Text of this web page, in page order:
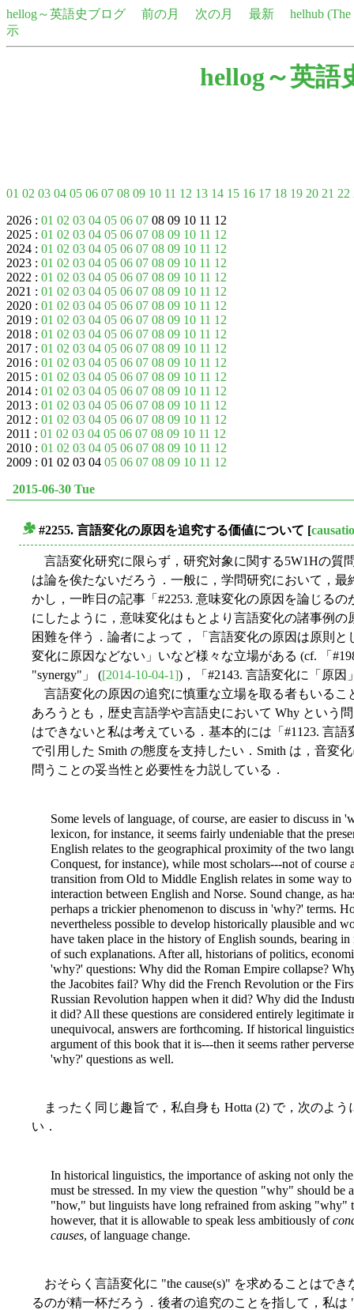
hellog～英語史ブログ 前の月 次の月 最新
helhub
示
hellog～英語
01 02 03 04 05 06 07 08 09 10 11 12 13 14 15 16 17 18 19 20 21 22
2026 : 01 02 03 04 05 06 07 08 09 10 11 12
2025 : 01 02 03 04 05 06 07 08 09 10 11 12
2024 : 01 02 03 04 05 06 07 08 09 10 11 12
2023 : 01 02 03 04 05 06 07 08 09 10 11 12
2022 : 01 02 03 04 05 06 07 08 09 10 11 12
2021 : 01 02 03 04 05 06 07 08 09 10 11 12
2020 : 01 02 03 04 05 06 07 08 09 10 11 12
2019 : 01 02 03 04 05 06 07 08 09 10 11 12
2018 : 01 02 03 04 05 06 07 08 09 10 11 12
2017 : 01 02 03 04 05 06 07 08 09 10 11 12
2016 : 01 02 03 04 05 06 07 08 09 10 11 12
2015 : 01 02 03 04 05 06 07 08 09 10 11 12
2014 : 01 02 03 04 05 06 07 08 09 10 11 12
2013 : 01 02 03 04 05 06 07 08 09 10 11 12
2012 : 01 02 03 04 05 06 07 08 09 10 11 12
2011 : 01 02 03 04 05 06 07 08 09 10 11 12
2010 : 01 02 03 04 05 06 07 08 09 10 11 12
2009 : 01 02 03 04 05 06 07 08 09 10 11 12
2015-06-30 Tue
#2255. 言語変化の原因を追究する価値について [
言語変化研究に限らず，研究対象に関する5W1Hの質
は論を俟たないだろう．一般に，学問研究において，
かし，一昨日の記事「#2253. 意味変化の原因を論じるの
にしたように，意味変化はもとより言語変化の諸事例
困難を伴う．論者によって，「言語変化の原因は原則と
変化に原因などない」いなど様々な立場がある (cf. 「
"synergy"」 ([2014-10-04-1])，「#2143. 言語変化に「原因
言語変化の原因の追究に慎重な立場を取る者もいるこ
あろうとも，歴史言語学や言語史において Why という
はできないと私は考えている．基本的には「#1123. 言
で引用した Smith の態度を支持したい．Smith は，音変
問うことの妥当性と必要性を力説している．
Some levels of language, of course, are easier to discuss in
lexicon, for instance, it seems fairly undeniable that the
English relates to the geographical proximity of the two
Conquest, for instance), while most scholars---not of
transition from Old to Middle English relates in some way to
interaction between English and Norse. Sound change, as
perhaps a trickier phenomenon to discuss in 'why?' terms.
nevertheless possible to develop historically plausible and
have taken place in the history of English sounds, bearing in
of such explanations. After all, historians of politics,
'why?' questions: Why did the Roman Empire collapse?
the Jacobites fail? Why did the French Revolution or the
Russian Revolution happen when it did? Why did the
it did? All these questions are considered entirely legitimate
unequivocal, answers are forthcoming. If historical
argument of this book that it is---then it seems rather
'why?' questions as well.
まったく同じ趣旨で，私自身も Hotta (2) で，次のよ
い．
In historical linguistics, the importance of asking not only
must be stressed. In my view the question "why" should be
"how," but linguists have long refrained from asking "why"
however, that it is allowable to speak less ambitiously of
causes, of language change.
おそらく言語変化に "the cause(s)" を求めることはでき
るのが精一杯だろう．後者の追究のことを指して，私